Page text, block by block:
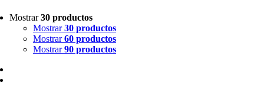
Mostrar30 productos
Mostrar30 productos
Mostrar60 productos
Mostrar90 productos